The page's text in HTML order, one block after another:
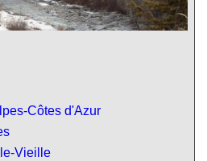
Côtes d'Azur
Vieille